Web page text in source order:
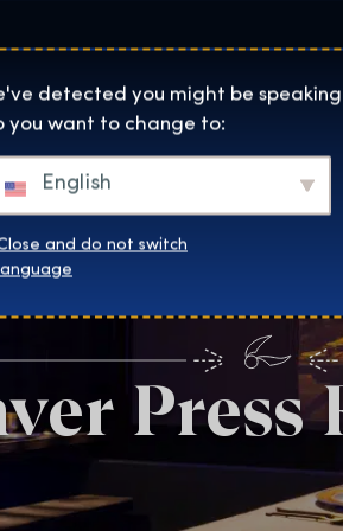
Exhibition home
Lokality
Press
detected you might be
you want to change to:
English
and do not switch